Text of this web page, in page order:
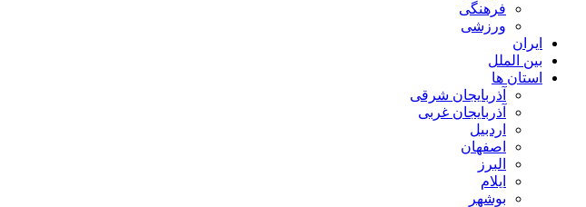
فرهنگی
ورزشی
ایران
بین الملل
استان ها
آذربایجان شرقی
آذربایجان غربی
اردبیل
اصفهان
البرز
ایلام
بوشهر